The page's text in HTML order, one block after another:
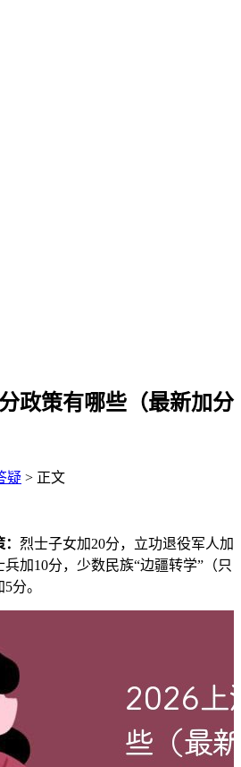
政策有哪些（最新加分
疑 > 正文
烈士子女加20分，立功退役军人加
加10分，少数民族“边疆转学”（只
分。